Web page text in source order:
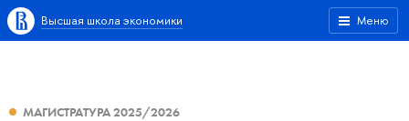
Меню
Высшая школа экономики
МАГИСТРАТУРА 2025/2026